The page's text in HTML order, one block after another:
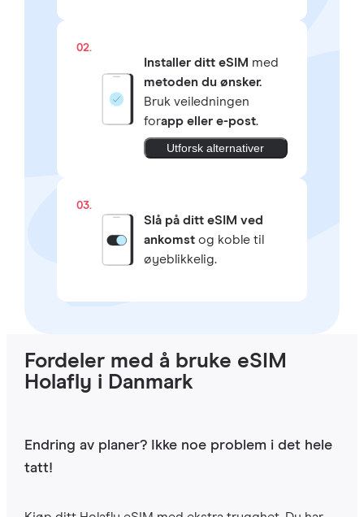
02.
Installer ditt eSIM med
metoden du ønsker.
Bruk veiledningen
forapp eller e-post.
Utforsk alternativer
03.
Slå på ditt eSIM ved
ankomstog koble til
øyeblikkelig.
Fordeler med å bruke eSIM
Holafly i Danmark
Endring av planer? Ikke noe problem i det hele
tatt!